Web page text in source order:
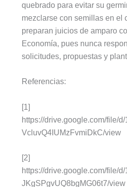
quebrado para evitar su
mezclarse con semillas en el
preparan juicios de amparo
Economía, pues nunca
solicitudes, propuestas y
Referencias:
[1]
https://drive.google.com/file/
VcluvQ4IUMzFvmiDkC/view
[2]
https://drive.google.com/file/
JKgSPgvUQ8bgMG06t7/view